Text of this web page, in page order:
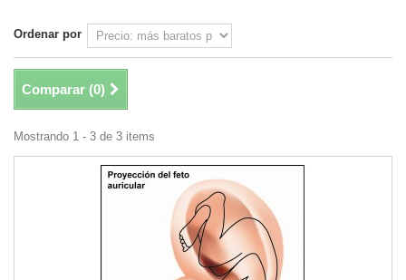
Ordenar por
Comparar (0)
Mostrando 1 - 3 de 3 items